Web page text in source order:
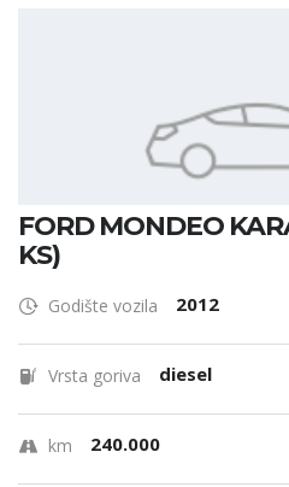
FORD MONDEO
KS)
Godište vozila 2012
Vrsta goriva diesel
km 240.000